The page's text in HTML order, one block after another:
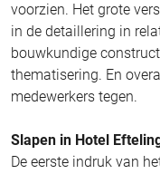
voorzien. Het grote
in de detaillering in
bouwkundige
thematisering. En
medewerkers tegen.
Slapen in Hotel
De eerste indruk van